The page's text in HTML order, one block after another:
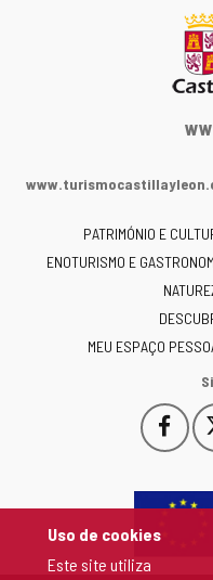
Uso de cookies
Este site utiliza
y
-
PATRIMÓNIO E
ENOTURISMO E
MEU ESPAÇO
Este
enlace
abrirá